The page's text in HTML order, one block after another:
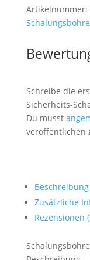
18x600
mm
Artikelnummer:
Schreibe die
Sicherheits-
Du musst
veröffentlichen
Beschreibung
Zusätzliche
Rezensionen